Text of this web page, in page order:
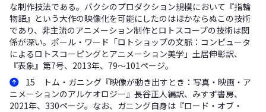
な制作技法である。バクシのプロダクション規模において『指輪
物語』という大作の映像化を可能にしたのはほかならぬこの技術
であり、非主流のアニメーション制作とロトスコープの技術は関
係が深い。ポール・ワード「ロトショップの文脈：コンピュータ
によるロトスコーピングとアニメーション美学」土居伸彰訳、
『表象』第7号、2013年、79～101ページ。
15 トム・ガニング『映像が動き出すとき：写真・映画・ア
ニメーションのアルケオロジー』長谷正人編訳、みすず書房、
2021年、330ページ。なお、ガニング自身は『ロード・オブ・